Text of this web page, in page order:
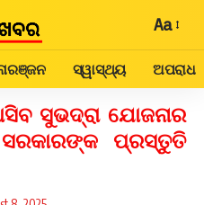
Aa
ସ୍ୱାସ୍ଥ୍ୟ ଅପରାଧ
ସୁଭଦ୍ରା ଯୋଜନାର
ପ୍ରସ୍ତୁତି